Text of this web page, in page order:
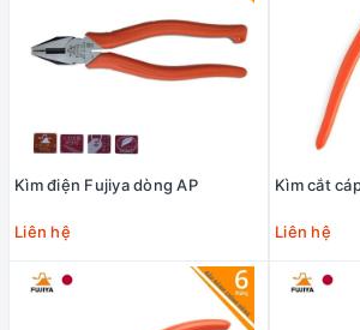
Kìm điện Fujiya dòng AP
Liên hệ
Kìm cắt
Liên hệ